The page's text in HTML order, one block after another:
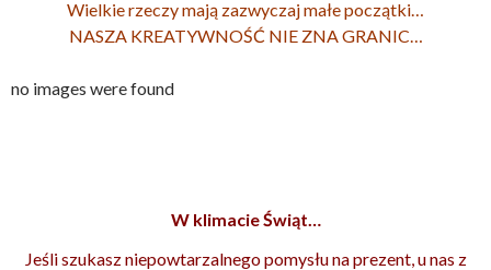
Wielkie rzeczy mają zazwyczaj małe początki…
NASZA KREATYWNOŚĆ NIE ZNA GRANIC…
no images were found
W klimacie Świąt…
Jeśli szukasz niepowtarzalnego pomysłu na prezent, u nas z